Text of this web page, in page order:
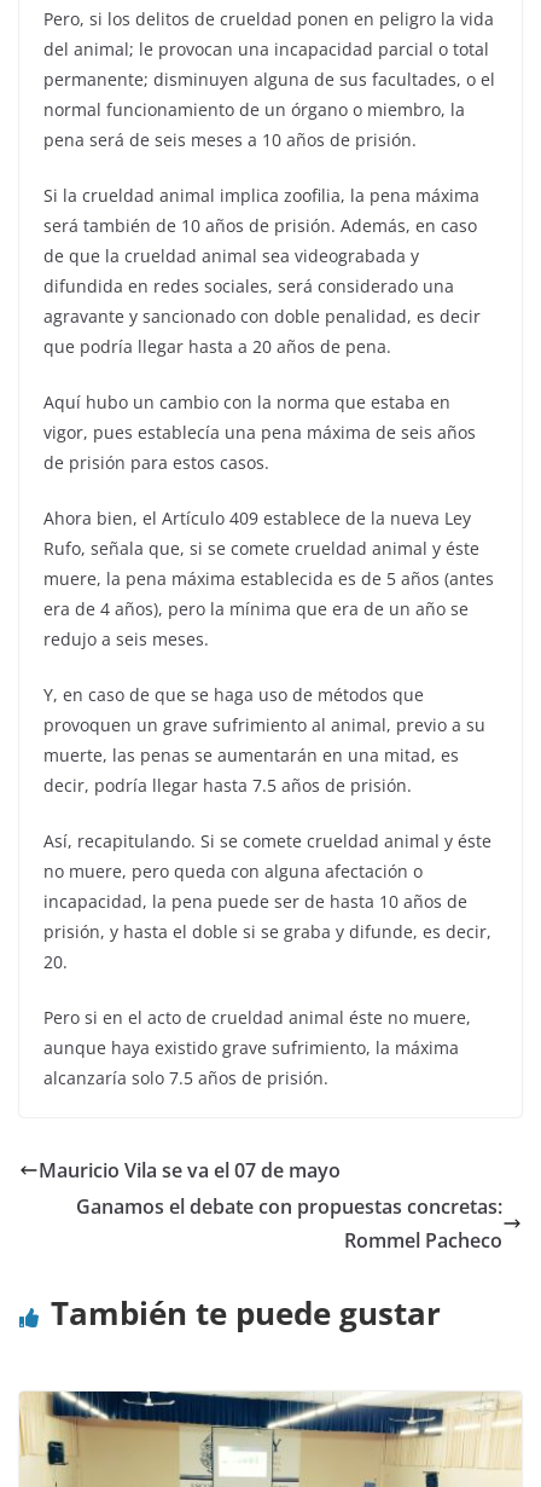
Pero, si los delitos de crueldad ponen en peligro la vida
del animal; le provocan una incapacidad parcial o total
permanente; disminuyen alguna de sus facultades, o el
normal funcionamiento de un órgano o miembro, la
pena será de seis meses a 10 años de prisión.
Si la crueldad animal implica zoofilia, la pena máxima
será también de 10 años de prisión. Además, en caso
de que la crueldad animal sea videograbada y
difundida en redes sociales, será considerado una
agravante y sancionado con doble penalidad, es decir
que podría llegar hasta a 20 años de pena.
Aquí hubo un cambio con la norma que estaba en
vigor, pues establecía una pena máxima de seis años
de prisión para estos casos.
Ahora bien, el Artículo 409 establece de la nueva Ley
Rufo, señala que, si se comete crueldad animal y éste
muere, la pena máxima establecida es de 5 años (antes
era de 4 años), pero la mínima que era de un año se
redujo a seis meses.
Y, en caso de que se haga uso de métodos que
provoquen un grave sufrimiento al animal, previo a su
muerte, las penas se aumentarán en una mitad, es
decir, podría llegar hasta 7.5 años de prisión.
Así, recapitulando. Si se comete crueldad animal y éste
no muere, pero queda con alguna afectación o
incapacidad, la pena puede ser de hasta 10 años de
prisión, y hasta el doble si se graba y difunde, es decir,
20.
Pero si en el acto de crueldad animal éste no muere,
aunque haya existido grave sufrimiento, la máxima
alcanzaría solo 7.5 años de prisión.
Mauricio Vila se va el 07 de mayo
Ganamos el debate con propuestas concretas:
Rommel Pacheco
También te puede gustar